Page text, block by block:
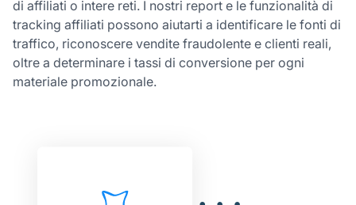
di affiliati o intere reti. I nostri report e le funzionalità di
tracking affiliati possono aiutarti a identificare le fonti di
traffico, riconoscere vendite fraudolente e clienti reali,
oltre a determinare i tassi di conversione per ogni
materiale promozionale.